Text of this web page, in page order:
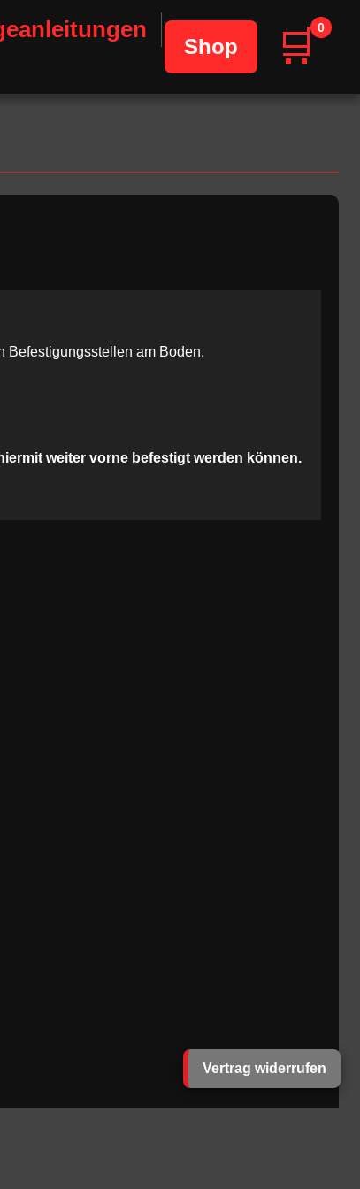
Shop 🛒0
Befestigungsstellen am Boden.
weiter vorne befestigt werden können.
Vertrag widerrufen